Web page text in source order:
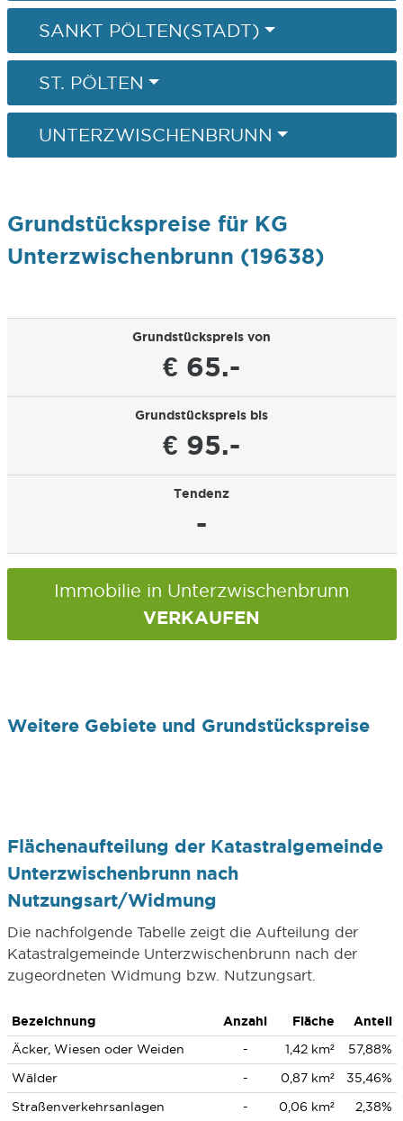
SANKT PÖLTEN(STADT)
ST. PÖLTEN
UNTERZWISCHENBRUNN
Grundstückspreise für KG
Unterzwischenbrunn (19638)
Grundstückspreis von
€ 65.-
Grundstückspreis bis
€ 95.-
Tendenz
-
Immobilie in Unterzwischenbrunn
VERKAUFEN
Weitere Gebiete und Grundstückspreise
Flächenaufteilung der Katastralgemeinde
Unterzwischenbrunn nach
Nutzungsart/Widmung
Die nachfolgende Tabelle zeigt die Aufteilung der
Katastralgemeinde Unterzwischenbrunn nach der
zugeordneten Widmung bzw. Nutzungsart.
Bezeichnung Anzahl Fläche
Anteil
Äcker, Wiesen oder Weiden
- 1,42 km²
57,88%
Wälder
- 0,87 km²
35,46%
Straßenverkehrsanlagen
- 0,06 km² 2,38%